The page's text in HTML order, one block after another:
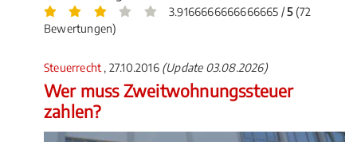
3.9166666666666665 /5(72
Bewertungen)
Steuerrecht , 27.10.2016 (Update 03.08.2026)
Wer muss Zweitwohnungssteuer
zahlen?